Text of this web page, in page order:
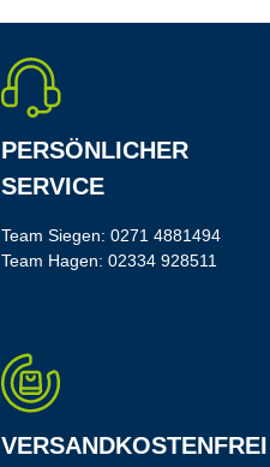
PERSÖNLICHER
SERVICE
Team Siegen: 0271 4881494
Team Hagen: 02334 928511
VERSANDKOSTENFREI